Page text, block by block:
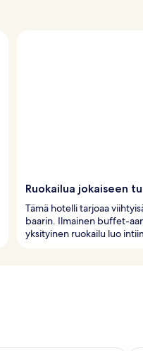
Ruokailua jokaiseen
Tämä hotelli tarjoaa
baarin. Ilmainen buffet-
yksityinen ruokailu luo